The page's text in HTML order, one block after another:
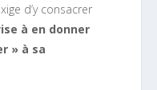
d’y consacrer
à en donner
» à sa